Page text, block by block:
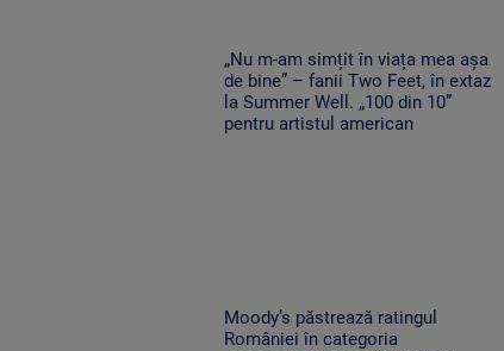
„Nu m-am simțit în viața mea așa
de bine” – fanii Two Feet, în extaz
la Summer Well. „100 din 10”
pentru artistul american
Moody’s păstrează ratingul
României în categoria